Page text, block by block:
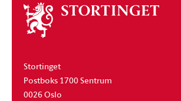
Om
stortinget
Stortinget
Postboks 1700 Sentrum
0026 Oslo